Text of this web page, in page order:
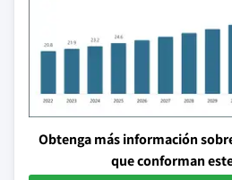
Obtenga más información
que conforman